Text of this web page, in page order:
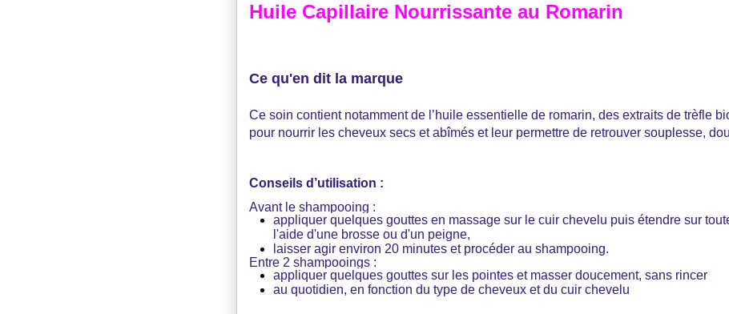
Huile Capillaire Nourrissante au Romarin
Ce qu'en dit la marque
Ce soin contient notamment de l’huile essentielle de romarin, des extraits de trèfle
pour nourrir les cheveux secs et abîmés et leur permettre de retrouver souplesse,
Conseils d’utilisation :
Avant le shampooing :
appliquer quelques gouttes en massage sur le cuir chevelu puis étendre sur
l'aide d'une brosse ou d'un peigne,
laisser agir environ 20 minutes et procéder au shampooing.
Entre 2 shampooings :
appliquer quelques gouttes sur les pointes et masser doucement, sans rincer
au quotidien, en fonction du type de cheveux et du cuir chevelu